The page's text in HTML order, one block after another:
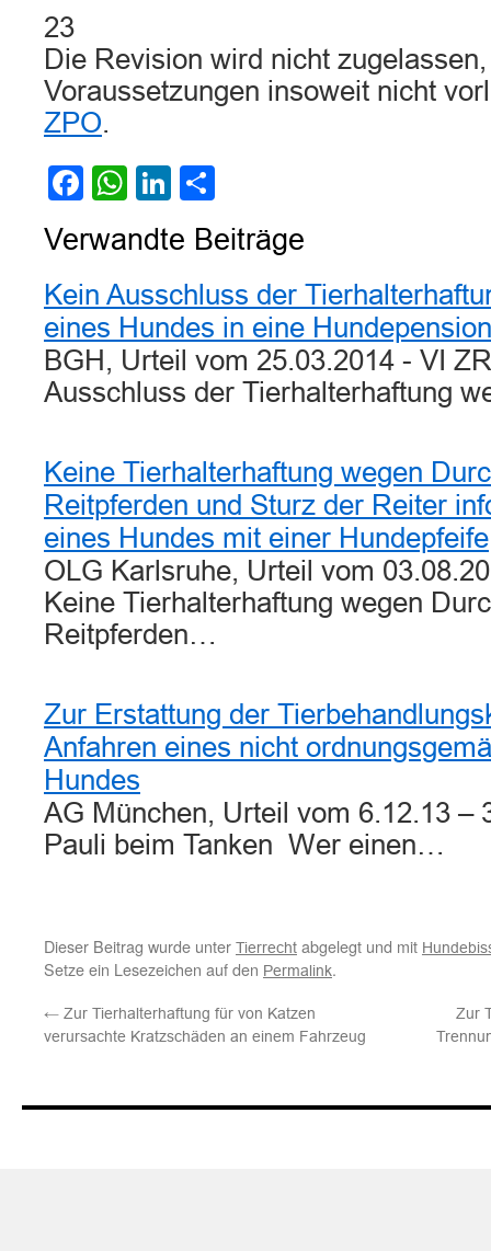
23
Die Revision wird nicht
Voraussetzungen insoweit nicht
ZPO.
Facebook
WhatsApp
LinkedIn
Verwandte Beiträge
Kein Ausschluss der
eines Hundes in eine Hundepension
BGH, Urteil vom 25.03.2014 - VI
Ausschluss der Tierhalterhaftung
Keine Tierhalterhaftung wegen
Reitpferden und Sturz der Reiter
eines Hundes mit einer Hundepfeife
OLG Karlsruhe, Urteil vom
Keine Tierhalterhaftung wegen
Reitpferden…
Zur Erstattung der
Anfahren eines nicht
Hundes
AG München, Urteil vom 6.12.13 –
Pauli beim Tanken Wer einen…
Dieser Beitrag wurde unter Tierrecht abgelegt und mit
Setze ein Lesezeichen auf den Permalink.
← Zur Tierhalterhaftung für von Katzen
verursachte Kratzschäden an einem Fahrzeug
Zur